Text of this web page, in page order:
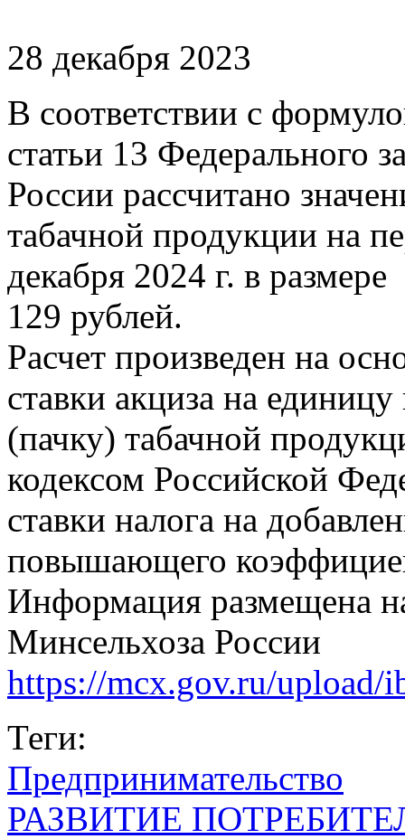
28 декабря 2023
В соответствии с
статьи 13 Федерального
России рассчитано
табачной продукции на
декабря 2024 г. в размере
129 рублей.
Расчет произведен на
ставки акциза на
(пачку) табачной
кодексом Российской
ставки налога на
повышающего
Информация размещена
Минсельхоза России
https://mcx.gov.ru/upload/
Теги:
Предпринимательство
РАЗВИТИЕ